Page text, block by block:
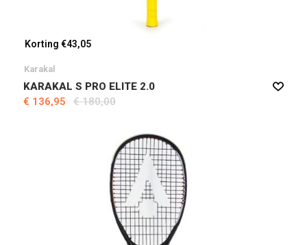
Korting €43,05
Karakal
KARAKAL S PRO ELITE 2.0
€ 136,95
€ 180,00